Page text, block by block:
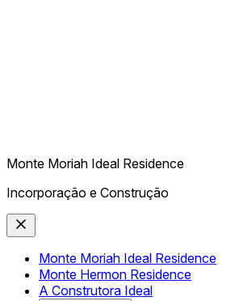
Monte Moriah Ideal Residence
Incorporação e Construção
Monte Moriah Ideal Residence
Monte Hermon Residence
A Construtora Ideal